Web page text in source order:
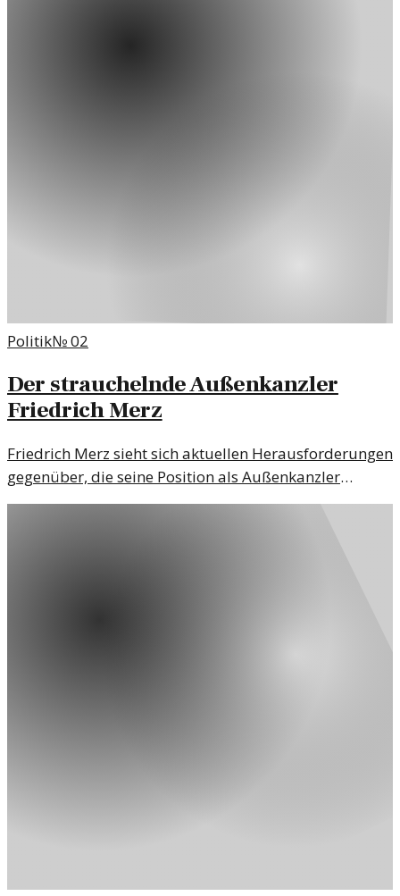
Politik№02
Der strauchelnde Außenkanzler
Friedrich Merz
Friedrich Merz sieht sich aktuellen Herausforderungen
gegenüber, die seine Position als Außenkanzler
gefährden. Woran liegt das? Ein Blick auf die